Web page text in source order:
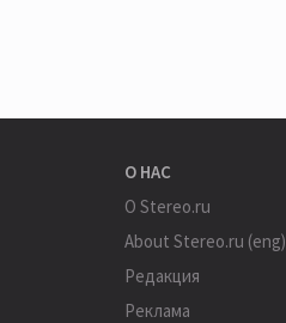
О НАС
О Stereo.ru
About Stereo.ru (eng)
Редакция
Реклама